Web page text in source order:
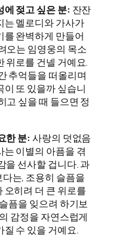
에 젖고 싶은 분: 잔잔
는 멜로디와 가사가
를 완벽하게 만들어
오는 임영웅의 목소
위로를 건넬 거예요.
추억들을 떠올리며
또 있을까 싶습니
고 싶을 때 들으면 정
한 분: 사랑의 덧없음
이별의 아픔을 겪
을 선사할 겁니다. 과
는, 조용히 슬픔을
오히려 더 큰 위로를
픔을 잊으려 하기보
감정을 자연스럽게
질 수 있을 거예요.